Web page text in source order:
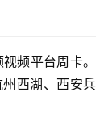
频平台周卡。
西湖、西安兵